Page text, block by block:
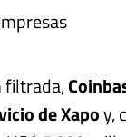
filtrada,
de Xapoy,